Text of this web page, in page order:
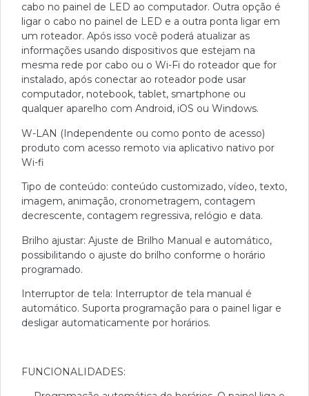
cabo no painel de LED ao computador. Outra opção é
ligar o cabo no painel de LED e a outra ponta ligar em
um roteador. Após isso você poderá atualizar as
informações usando dispositivos que estejam na
mesma rede por cabo ou o Wi-Fi do roteador que for
instalado, após conectar ao roteador pode usar
computador, notebook, tablet, smartphone ou
qualquer aparelho com Android, iOS ou Windows.
W-LAN (Independente ou como ponto de acesso)
produto com acesso remoto via aplicativo nativo por
Wi-fi
Tipo de conteúdo: conteúdo customizado, vídeo, texto,
imagem, animação, cronometragem, contagem
decrescente, contagem regressiva, relógio e data.
Brilho ajustar: Ajuste de Brilho Manual e automático,
possibilitando o ajuste do brilho conforme o horário
programado.
Interruptor de tela: Interruptor de tela manual é
automático. Suporta programação para o painel ligar e
desligar automaticamente por horários.
FUNCIONALIDADES: